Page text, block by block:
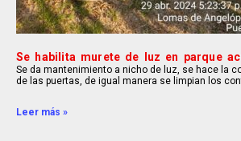
Se habilita murete de luz en parque
Se da mantenimiento a nicho de luz, se hace la
de las puertas, de igual manera se limpian los
Leer más »